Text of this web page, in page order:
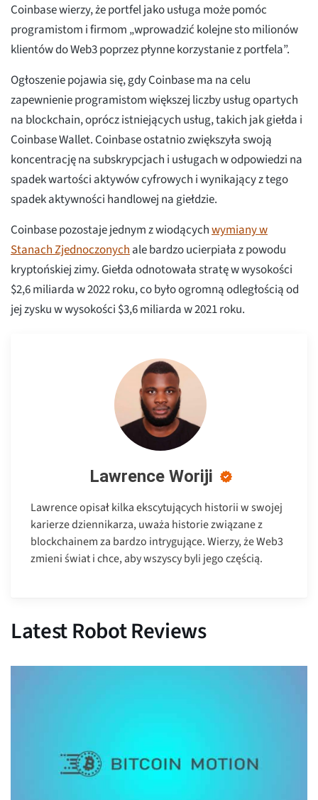
Coinbase wierzy, że portfel jako usługa może pomóc
programistom i firmom „wprowadzić kolejne sto milionów
klientów do Web3 poprzez płynne korzystanie z portfela”.
Ogłoszenie pojawia się, gdy Coinbase ma na celu
zapewnienie programistom większej liczby usług opartych
na blockchain, oprócz istniejących usług, takich jak giełda i
Coinbase Wallet. Coinbase ostatnio zwiększyła swoją
koncentrację na subskrypcjach i usługach w odpowiedzi na
spadek wartości aktywów cyfrowych i wynikający z tego
spadek aktywności handlowej na giełdzie.
Coinbase pozostaje jednym z wiodącychwymiany w
Stanach Zjednoczonych ale bardzo ucierpiała z powodu
kryptońskiej zimy. Giełda odnotowała stratę w wysokości
$2,6 miliarda w 2022 roku, co było ogromną odległością od
jej zysku w wysokości $3,6 miliarda w 2021 roku.
Lawrence Woriji
Lawrence opisał kilka ekscytujących historii w swojej
karierze dziennikarza, uważa historie związane z
blockchainem za bardzo intrygujące. Wierzy, że Web3
zmieni świat i chce, aby wszyscy byli jego częścią.
Latest Robot Reviews